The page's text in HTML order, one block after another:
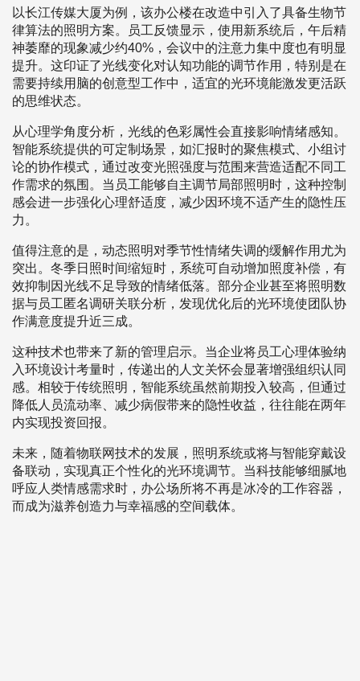
以长江传媒大厦为例，该办公楼在改造中引入了具备生物节
律算法的照明方案。员工反馈显示，使用新系统后，午后精
神萎靡的现象减少约40%，会议中的注意力集中度也有明显
提升。这印证了光线变化对认知功能的调节作用，特别是在
需要持续用脑的创意型工作中，适宜的光环境能激发更活跃
的思维状态。
从心理学角度分析，光线的色彩属性会直接影响情绪感知。
智能系统提供的可定制场景，如汇报时的聚焦模式、小组讨
论的协作模式，通过改变光照强度与范围来营造适配不同工
作需求的氛围。当员工能够自主调节局部照明时，这种控制
感会进一步强化心理舒适度，减少因环境不适产生的隐性压
力。
值得注意的是，动态照明对季节性情绪失调的缓解作用尤为
突出。冬季日照时间缩短时，系统可自动增加照度补偿，有
效抑制因光线不足导致的情绪低落。部分企业甚至将照明数
据与员工匿名调研关联分析，发现优化后的光环境使团队协
作满意度提升近三成。
这种技术也带来了新的管理启示。当企业将员工心理体验纳
入环境设计考量时，传递出的人文关怀会显著增强组织认同
感。相较于传统照明，智能系统虽然前期投入较高，但通过
降低人员流动率、减少病假带来的隐性收益，往往能在两年
内实现投资回报。
未来，随着物联网技术的发展，照明系统或将与智能穿戴设
备联动，实现真正个性化的光环境调节。当科技能够细腻地
呼应人类情感需求时，办公场所将不再是冰冷的工作容器，
而成为滋养创造力与幸福感的空间载体。